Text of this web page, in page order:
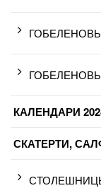
КАЛЕНДАРИ
СКАТЕРТИ,